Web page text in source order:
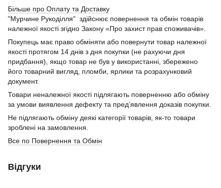
Більше про Оплату та Доставку
"Мурчине Рукоділля" здійснює повернення та обмін товарів
належної якості згідно Закону «Про захист прав споживачів».
Покупець має право обміняти або повернути товар належної
якості протягом 14 днів з дня покупки (не рахуючи дня
придбання), якщо товар не був у використанні, збережено
його товарний вигляд, пломби, ярлики та розрахунковий
документ.
Товари неналежної якості підлягають поверненню або обміну
за умови виявлення дефекту та пред’явлення доказів покупки.
Не підлягають обміну деякі категорії товарів, як-то товари
зроблені на замовлення.
Все по Повернення та Обмін
Відгуки